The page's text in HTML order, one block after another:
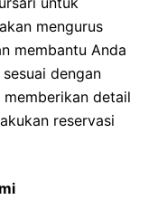
mengurus
membantu Anda
dengan
detail
reservasi